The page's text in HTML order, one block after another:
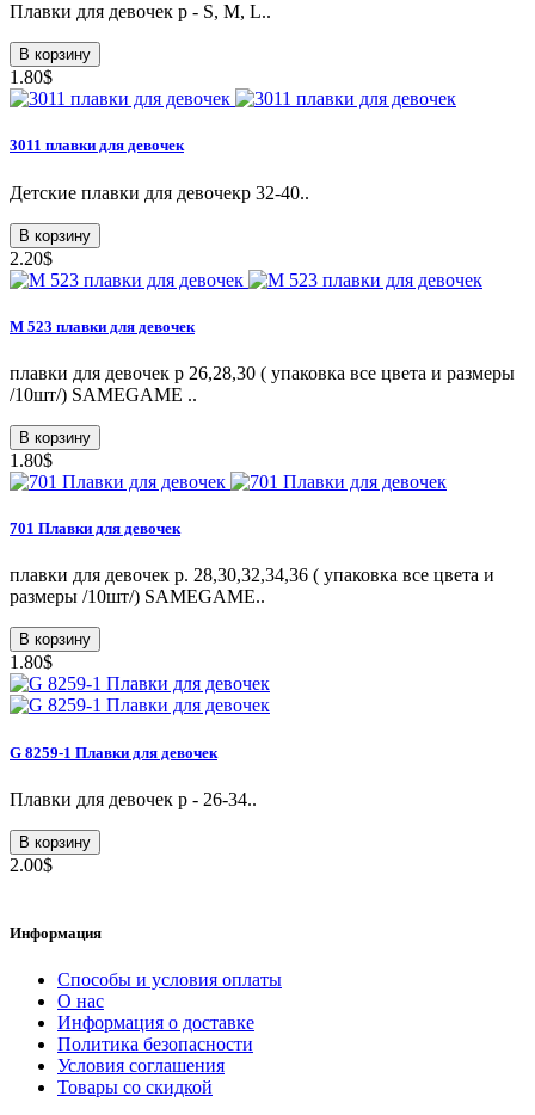
Плавки для девочек р - S, M, L..
В корзину
1.80$
3011 плавки для девочек
Детские плавки для девочекр 32-40..
В корзину
2.20$
М 523 плавки для девочек
плавки для девочек р 26,28,30 ( упаковка все цвета и размеры
/10шт/) SAMEGAME ..
В корзину
1.80$
701 Плавки для девочек
плавки для девочек р. 28,30,32,34,36 ( упаковка все цвета и
размеры /10шт/) SAMEGAME..
В корзину
1.80$
G 8259-1 Плавки для девочек
Плавки для девочек р - 26-34..
В корзину
2.00$
Информация
Способы и условия оплаты
О нас
Информация о доставке
Политика безопасности
Условия соглашения
Товары со скидкой